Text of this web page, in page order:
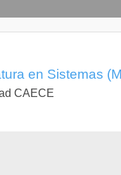
en Sistemas
CAECE